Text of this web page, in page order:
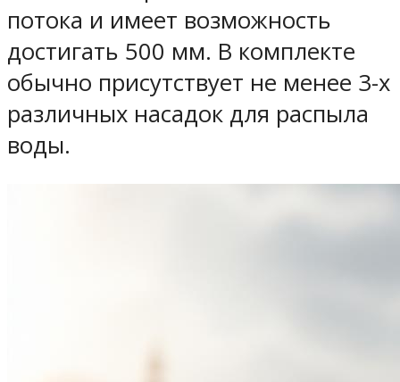
потока и имеет возможность
достигать 500 мм. В комплекте
обычно присутствует не менее 3-х
различных насадок для распыла
воды.